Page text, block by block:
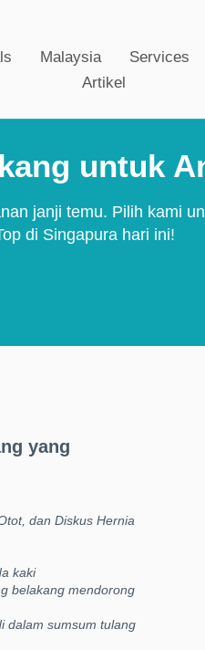
Malaysia Services
Artikel
untuk
janji temu. Pilih kami
di Singapura hari ini!
yang
dan Diskus Hernia
kaki
belakang mendorong
dalam sumsum tulang